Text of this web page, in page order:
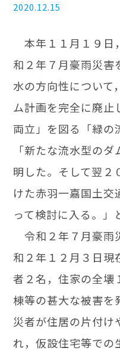
2020.12.15
本年１１月１９日
和２年７月豪雨災害
水の方向性について
ム計画を完全に廃止
両立」を図る「緑の
「新たな流水型の
明した。そして翌２
けた赤羽一嘉国土
って検討に入る。」
令和２年７月豪雨
和２年１２月３日現
者２名，住家の全壊
棟等の甚大な被害を
災者が住居の片付け
れ，仮設住宅等での